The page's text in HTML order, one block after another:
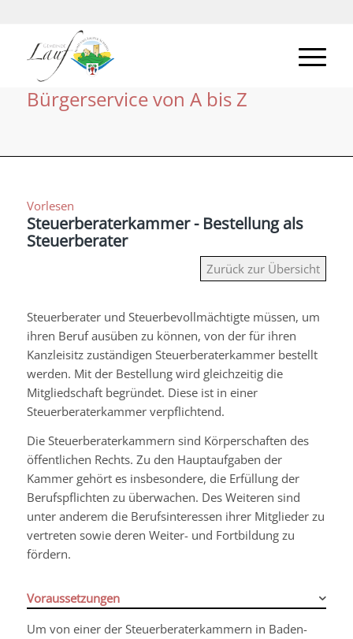
Bürgerservice von A bis Z
Vorlesen
Steuerberaterkammer - Bestellung als
Steuerberater
Zurück zur Übersicht
Steuerberater und Steuerbevollmächtigte müssen, um
ihren Beruf ausüben zu können, von der für ihren
Kanzleisitz zuständigen Steuerberaterkammer bestellt
werden. Mit der Bestellung wird gleichzeitig die
Mitgliedschaft begründet. Diese ist in einer
Steuerberaterkammer verpflichtend.
Die Steuerberaterkammern sind Körperschaften des
öffentlichen Rechts. Zu den Hauptaufgaben der
Kammer gehört es insbesondere, die Erfüllung der
Berufspflichten zu überwachen. Des Weiteren sind
unter anderem die Berufsinteressen ihrer Mitglieder zu
vertreten sowie deren Weiter- und Fortbildung zu
fördern.
Voraussetzungen
Um von einer der Steuerberaterkammern in Baden-